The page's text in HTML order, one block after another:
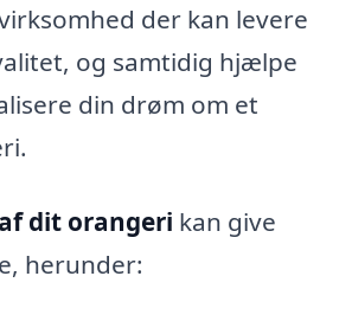
der kan levere
og samtidig hjælpe
din drøm om et
dit orangeri kan give
herunder: